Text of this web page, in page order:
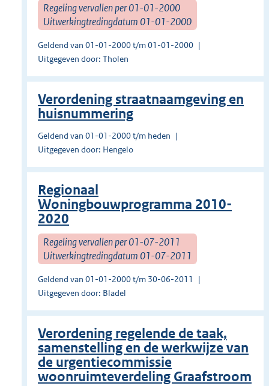
Regeling vervallen per 01-01-2000
Uitwerkingtredingdatum 01-01-2000
Geldend van 01-01-2000 t/m 01-01-2000
Uitgegeven door: Tholen
Verordening straatnaamgeving en
huisnummering
Geldend van 01-01-2000 t/m heden
Uitgegeven door: Hengelo
Regionaal
Woningbouwprogramma 2010-
2020
Regeling vervallen per 01-07-2011
Uitwerkingtredingdatum 01-07-2011
Geldend van 01-01-2000 t/m 30-06-2011
Uitgegeven door: Bladel
Verordening regelende de taak,
samenstelling en de werkwijze van
de urgentiecommissie
woonruimteverdeling Graafstroom